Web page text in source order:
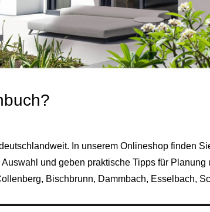
In unserem Onlineshop finden
und geben praktische Tipps für
, Bischbrunn, Dammbach, Esselbach,